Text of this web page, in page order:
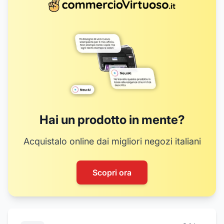
Hai un prodotto in mente?
Acquistalo online dai migliori negozi italiani
Scopri ora